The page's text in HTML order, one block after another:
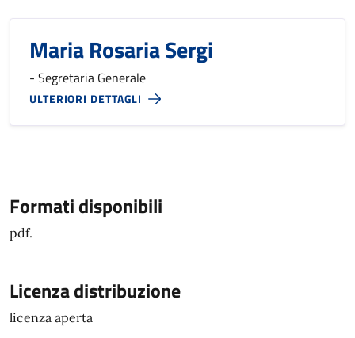
Maria Rosaria Sergi
- Segretaria Generale
ULTERIORI DETTAGLI
Formati disponibili
pdf.
Licenza distribuzione
licenza aperta